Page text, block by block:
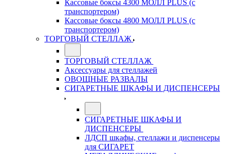
Кассовые боксы 4300 МОЛЛ PLUS (с
транспортером)
Кассовые боксы 4800 МОЛЛ PLUS (с
транспортером)
ТОРГОВЫЙ СТЕЛЛАЖ
ТОРГОВЫЙ СТЕЛЛАЖ
Аксессуары для стеллажей
ОВОЩНЫЕ РАЗВАЛЫ
СИГАРЕТНЫЕ ШКАФЫ И ДИСПЕНСЕРЫ
СИГАРЕТНЫЕ ШКАФЫ И
ДИСПЕНСЕРЫ
ЛДСП шкафы, стеллажи и диспенсеры
для СИГАРЕТ